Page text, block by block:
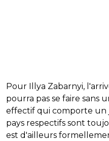
Pour Illya Zabarnyi,
pourra pas se faire sans
effectif qui comporte un
pays respectifs sont
est d'ailleurs